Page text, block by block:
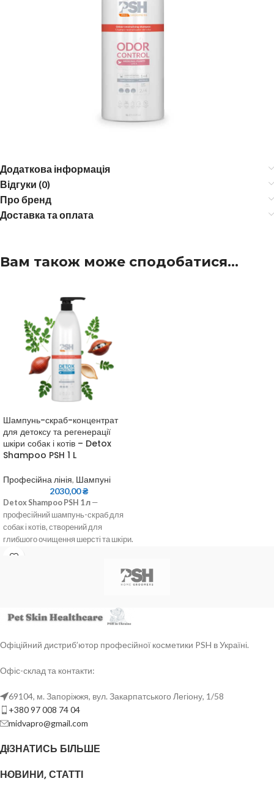
Додаткова інформація
Відгуки (0)
Про бренд
Доставка та оплата
Вам також може сподобатися…
Шампунь-скраб-концентрат
для детоксу та регенерації
шкіри собак і котів – Detox
Shampoo PSH 1 L
Професійна лінія, Шампуні
2030,00₴
Detox Shampoo PSH 1 л —
професійний шампунь-скраб для
собак і котів, створений для
глибшого очищення шерсті та шкіри.
Концентрат 1:4:
підготувати шерсть і шкіру до
подальшого нанесення маски,
PSH.
для професійного використання в
домашнього догляду.
Офіційний дистриб’ютор професійної косметики PSH в Україні.
Офіс-склад та контакти:
69104, м. Запоріжжя, вул. Закарпатського Легіону, 1/58
+380 97 008 74 04
midvapro@gmail.com
ДІЗНАТИСЬ БІЛЬШЕ
НОВИНИ, СТАТТІ